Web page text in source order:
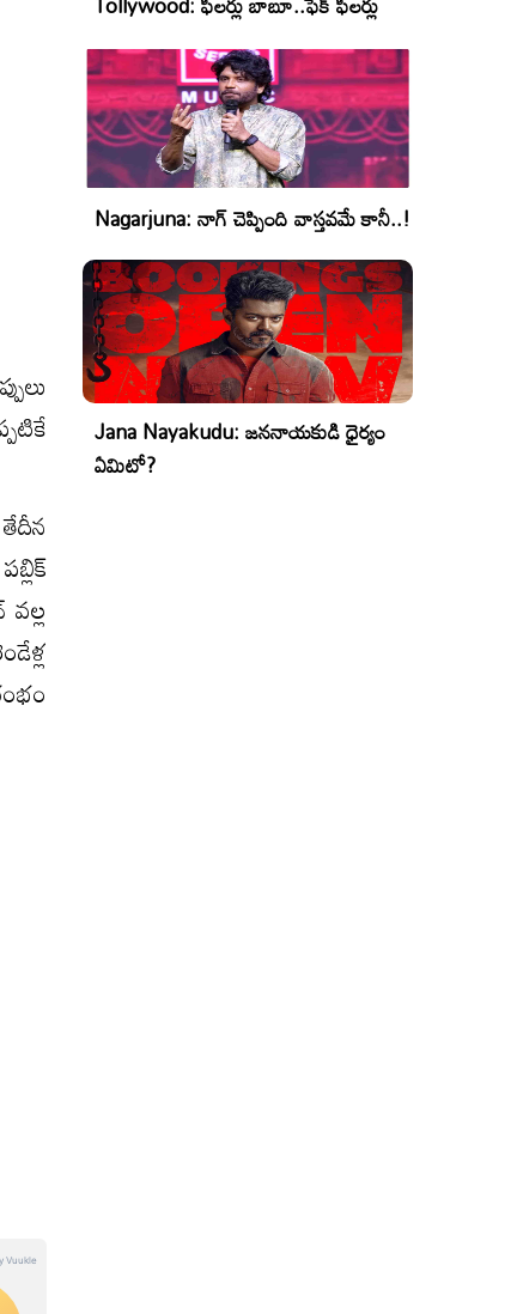
Nagarjuna: నాగ్ చెప్పింది వాస్తవమే కానీ..!
Jana Nayakudu: జననాయకుడి ధైర్యం
ఏమిటో?